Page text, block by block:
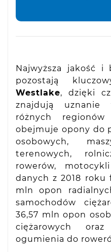
Najwyższa jakość i
pozostają
Westlake, dzięki
znajdują uznanie
różnych
obejmuje opony do
osobowych,
terenowych,
rowerów,
danych z 2018 roku
mln opon
samochodów
36,57 mln opon
ciężarowych
ogumienia do